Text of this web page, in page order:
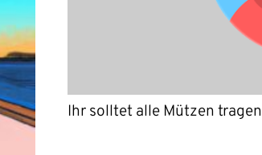
Ihr solltet alle Mützen tragen